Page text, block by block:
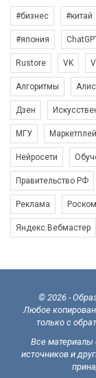
#бизнес #китай
#япония
Rustore VK
Алгоритмы
Дзен
МГУ
Нейросети
Правительство РФ
Реклама
Яндекс.Вебмастер
© 2026 -
Любое
только с
Все материалы
источников и